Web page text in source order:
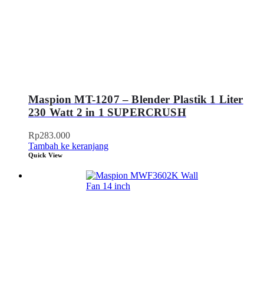
Maspion MT-1207 – Blender Plastik 1 Liter
230 Watt 2 in 1 SUPERCRUSH
Rp283.000
Tambah ke keranjang
Quick View